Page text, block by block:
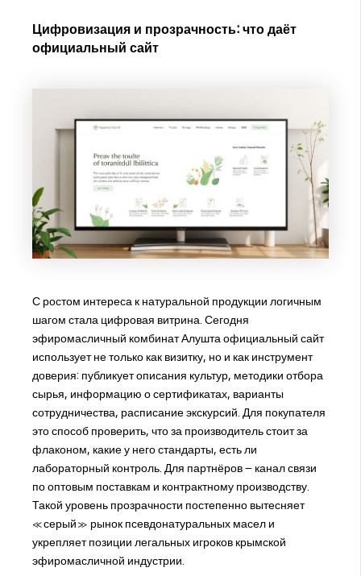
Цифровизация и прозрачность: что даёт
официальный сайт
С ростом интереса к натуральной продукции логичным
шагом стала цифровая витрина. Сегодня
эфиромасличный комбинат Алушта официальный сайт
использует не только как визитку, но и как инструмент
доверия: публикует описания культур, методики отбора
сырья, информацию о сертификатах, варианты
сотрудничества, расписание экскурсий. Для покупателя
это способ проверить, что за производитель стоит за
флаконом, какие у него стандарты, есть ли
лабораторный контроль. Для партнёров – канал связи
по оптовым поставкам и контрактному производству.
Такой уровень прозрачности постепенно вытесняет
«серый» рынок псевдонатуральных масел и
укрепляет позиции легальных игроков крымской
эфиромасличной индустрии.